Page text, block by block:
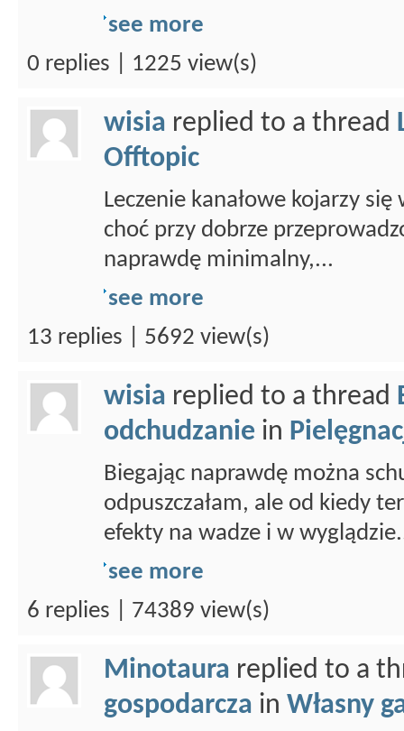
see more
0 replies | 1225 view(s)
wisia replied to a thread
Offtopic
Leczenie kanałowe kojarzy
choć przy dobrze
naprawdę minimalny,...
see more
13 replies | 5692 view(s)
wisia replied to a thread
odchudzanie in
Biegając naprawdę można
odpuszczałam, ale od kiedy
efekty na wadze i w
see more
6 replies | 74389 view(s)
Minotaura replied to a
gospodarcza in Własny